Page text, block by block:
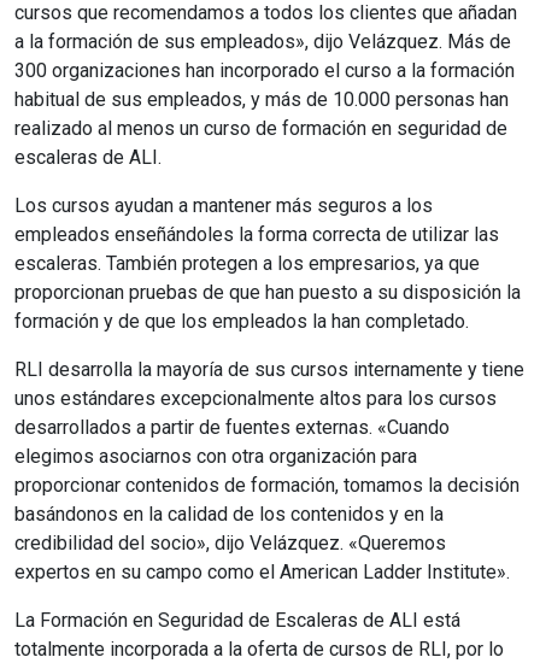
cursos que recomendamos a todos los clientes que añadan
a la formación de sus empleados», dijo Velázquez. Más de
300 organizaciones han incorporado el curso a la formación
habitual de sus empleados, y más de 10.000 personas han
realizado al menos un curso de formación en seguridad de
escaleras de ALI.
Los cursos ayudan a mantener más seguros a los
empleados enseñándoles la forma correcta de utilizar las
escaleras. También protegen a los empresarios, ya que
proporcionan pruebas de que han puesto a su disposición la
formación y de que los empleados la han completado.
RLI desarrolla la mayoría de sus cursos internamente y tiene
unos estándares excepcionalmente altos para los cursos
desarrollados a partir de fuentes externas. «Cuando
elegimos asociarnos con otra organización para
proporcionar contenidos de formación, tomamos la decisión
basándonos en la calidad de los contenidos y en la
credibilidad del socio», dijo Velázquez. «Queremos
expertos en su campo como el American Ladder Institute».
La Formación en Seguridad de Escaleras de ALI está
totalmente incorporada a la oferta de cursos de RLI, por lo